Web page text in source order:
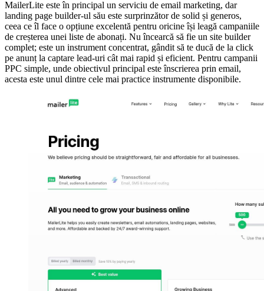
MailerLite este în principal un serviciu de email marketing, dar
landing page builder-ul său este surprinzător de solid și generos,
ceea ce îl face o opțiune excelentă pentru oricine își leagă campaniile
de creșterea unei liste de abonați. Nu încearcă să fie un site builder
complet; este un instrument concentrat, gândit să te ducă de la click
pe anunț la captare lead-uri cât mai rapid și eficient. Pentru campanii
PPC simple, unde obiectivul principal este înscrierea prin email,
acesta este unul dintre cele mai practice instrumente disponibile.